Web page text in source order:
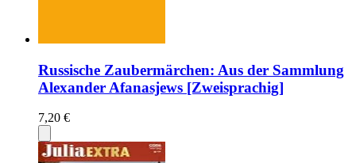
Russische Zaubermärchen: Aus der Sammlung
Alexander Afanasjews [Zweisprachig]
7,20 €